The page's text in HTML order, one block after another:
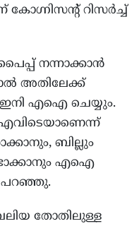
റിസർച്ച്
നന്നാക്കാൻ
അതിലേക്ക്
ഇനി എഐ ചെയ്യും.
ബില്ലും
എഐ
പറഞ്ഞു.
തോതിലുള്ള